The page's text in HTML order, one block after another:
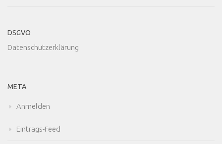
DSGVO
Datenschutzerklärung
META
Anmelden
Eintrags-Feed